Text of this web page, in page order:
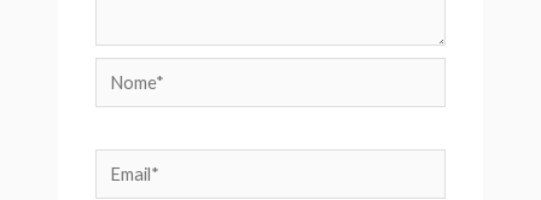
Nome*
Email*